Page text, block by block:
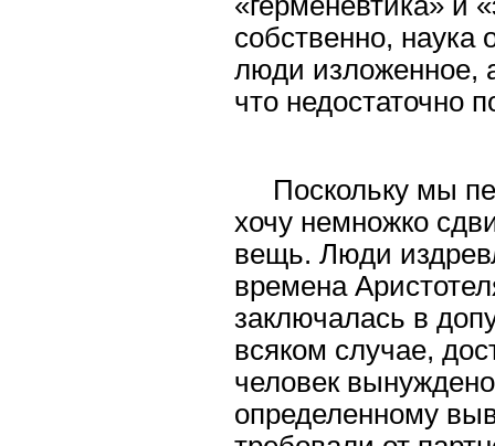
собственно, наука
люди изложенное, а
что недостаточно
Поскольку мы
хочу немножко
вещь. Люди
времена
заключалась в
всяком случае,
человек
определенному